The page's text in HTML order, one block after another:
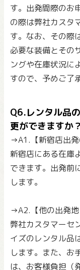
す。出発間際のお
の際は弊社カスタ
す。なお、その際
必要な装備とその
ングや在庫状況に
すので、予めご了
Q6.レンタル品
更ができますか？
→A1.【新宿店出発
新宿店にある在庫
できます。出発前
します。
→A2.【他の出発地
弊社カスタマーセ
イズのレンタル品
します。また、お
は、お客様負担（